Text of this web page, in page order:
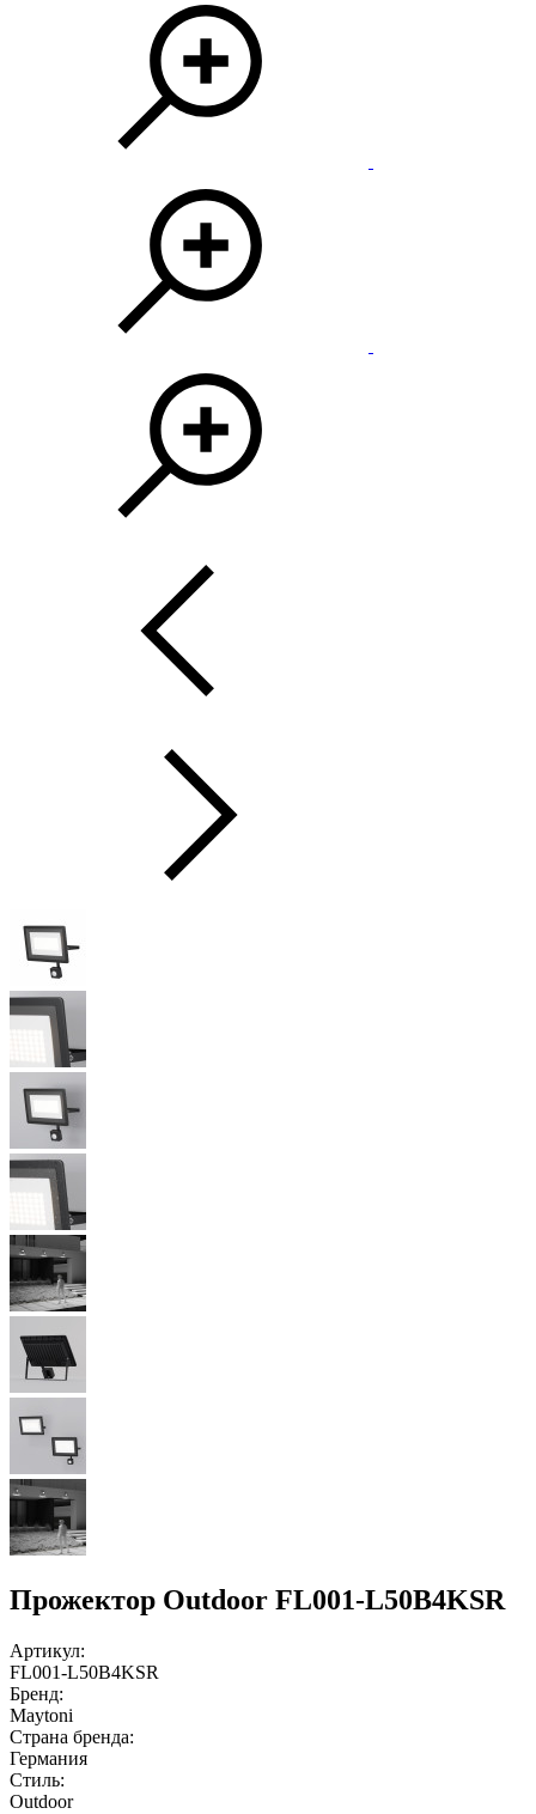
Прожектор Outdoor FL001-L50B4KSR
Артикул:
FL001-L50B4KSR
Бренд:
Maytoni
Страна бренда:
Германия
Стиль:
Outdoor